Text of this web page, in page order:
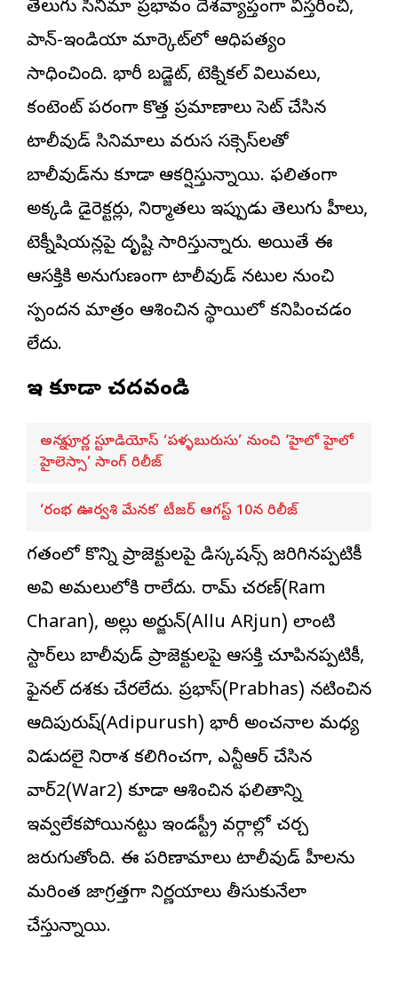
తెలుగు సినిమా ప్రభావం దేశవ్యాప్తంగా విస్తరించి,
పాన్-ఇండియా మార్కెట్‌లో ఆధిపత్యం
సాధించింది. భారీ బడ్జెట్, టెక్నికల్ విలువలు,
కంటెంట్ పరంగా కొత్త ప్రమాణాలు సెట్ చేసిన
టాలీవుడ్ సినిమాలు వరుస స‌క్సెస్‌ల‌తో
బాలీవుడ్‌ను కూడా ఆకర్షిస్తున్నాయి. ఫలితంగా
అక్కడి డైరెక్ట‌ర్లు, నిర్మాతలు ఇప్పుడు తెలుగు హీరోలు,
టెక్నీషియన్లపై దృష్టి సారిస్తున్నారు. అయితే ఈ
ఆసక్తికి అనుగుణంగా టాలీవుడ్ నటుల నుంచి
స్పందన మాత్రం ఆశించిన స్థాయిలో కనిపించడం
లేదు.
ఇవి కూడా చదవండి
అన్నపూర్ణ స్టూడియోస్ ‘పళ్ళబురుసు’ నుంచి ‘హైలో హైలో
హైలెస్సా’ సాంగ్ రిలీజ్
‘రంభ ఊర్వశి మేనక’ టీజర్ ఆగస్ట్ 10న రిలీజ్
గతంలో కొన్ని ప్రాజెక్టులపై డిస్క‌ష‌న్స్ జరిగినప్పటికీ
అవి అమలులోకి రాలేదు. రామ్ చ‌ర‌ణ్(Ram
Charan), అల్లు అర్జున్(Allu ARjun) లాంటి
స్టార్‌లు బాలీవుడ్ ప్రాజెక్టులపై ఆసక్తి చూపినప్పటికీ,
ఫైనల్ దశకు చేరలేదు. ప్ర‌భాస్(Prabhas) నటించిన
ఆదిపురుష్(Adipurush) భారీ అంచనాల మధ్య
విడుదలై నిరాశ కలిగించగా, ఎన్టీఆర్ చేసిన
వార్2(War2) కూడా ఆశించిన ఫలితాన్ని
ఇవ్వలేకపోయినట్టు ఇండస్ట్రీ వర్గాల్లో చర్చ
జరుగుతోంది. ఈ పరిణామాలు టాలీవుడ్ హీరోలను
మరింత జాగ్రత్తగా నిర్ణయాలు తీసుకునేలా
చేస్తున్నాయి.